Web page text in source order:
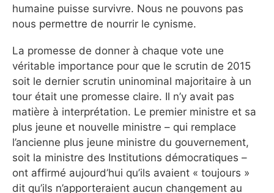
humaine puisse survivre. Nous ne pouvons pas
nous permettre de nourrir le cynisme.
La promesse de donner à chaque vote une
véritable importance pour que le scrutin de 2015
soit le dernier scrutin uninominal majoritaire à un
tour était une promesse claire. Il n’y avait pas
matière à interprétation. Le premier ministre et sa
plus jeune et nouvelle ministre – qui remplace
l’ancienne plus jeune ministre du gouvernement,
soit la ministre des Institutions démocratiques –
ont affirmé aujourd’hui qu’ils avaient « toujours »
dit qu’ils n’apporteraient aucun changement au